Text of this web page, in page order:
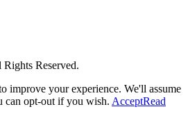
Reserved.
improve your experience. We'll assume
can opt-out if you wish. AcceptRead